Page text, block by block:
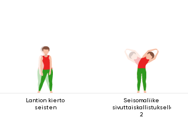
Lantion kierto
seisten
Seisomaliike
sivuttaiskallistuksella
2